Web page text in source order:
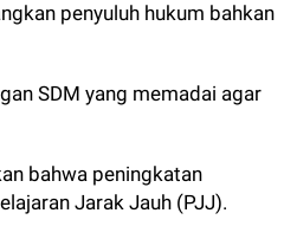
penyuluh hukum bahkan
SDM yang memadai agar
bahwa peningkatan
Jarak Jauh (PJJ).